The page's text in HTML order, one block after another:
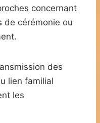
concernant
de cérémonie ou
des
lien familial
les